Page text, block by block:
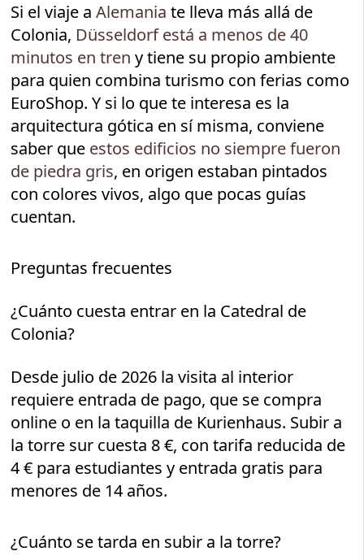
Si el viaje aAlemania te lleva más allá de
Colonia, Düsseldorf está a menos de 40
minutos en tren y tiene su propio ambiente
para quien combina turismo con ferias como
EuroShop. Y si lo que te interesa es la
arquitectura gótica en sí misma, conviene
saber que estos edificios no siempre fueron
de piedra gris, en origen estaban pintados
con colores vivos, algo que pocas guías
cuentan.
Preguntas frecuentes
¿Cuánto cuesta entrar en la Catedral de
Colonia?
Desde julio de 2026 la visita al interior
requiere entrada de pago, que se compra
online o en la taquilla de Kurienhaus. Subir a
la torre sur cuesta 8 €, con tarifa reducida de
4 € para estudiantes y entrada gratis para
menores de 14 años.
¿Cuánto se tarda en subir a la torre?